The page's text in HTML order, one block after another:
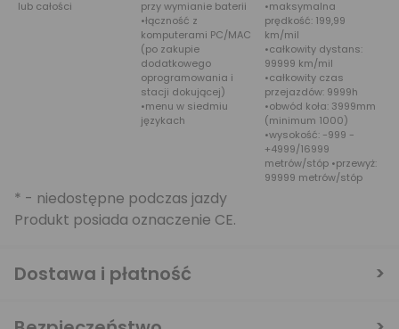
lub całości
przy wymianie baterii
•łączność z
komputerami PC/MAC
(po zakupie
dodatkowego
oprogramowania i
stacji dokującej)
•menu w siedmiu
językach
•maksymalna
prędkość: 199,99
km/mil
•całkowity dystans:
99999 km/mil
•całkowity czas
przejazdów: 9999h
•obwód koła: 3999mm
(minimum 1000)
•wysokość: -999 -
+4999/16999
metrów/stóp •przewyż:
99999 metrów/stóp
* - niedostępne podczas jazdy
Produkt posiada oznaczenie CE.
Dostawa i płatność